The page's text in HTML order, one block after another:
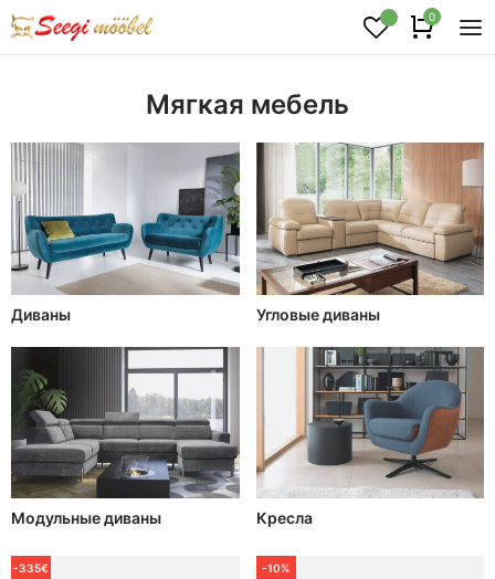
0
Мягкая мебель
Диваны Угловые диваны
Модульные диваны Кресла
-335€ -10%